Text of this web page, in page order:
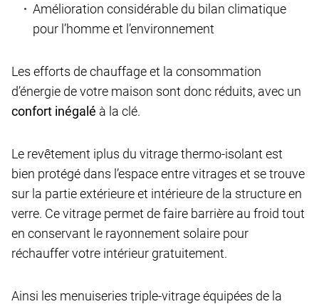
Amélioration considérable du bilan climatique
pour l’homme et l’environnement
Les efforts de chauffage et la consommation
d’énergie de votre maison sont donc réduits, avec un
confort inégalé à la clé.
Le revêtement iplus du vitrage thermo-isolant est
bien protégé dans l’espace entre vitrages et se trouve
sur la partie extérieure et intérieure de la structure en
verre. Ce vitrage permet de faire barrière au froid tout
en conservant le rayonnement solaire pour
réchauffer votre intérieur gratuitement.
Ainsi les menuiseries triple-vitrage équipées de la